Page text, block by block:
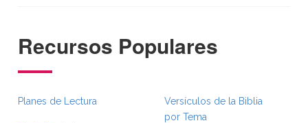
Recursos Populares
Planes de Lectura
Versículos de la Biblia
por Tema